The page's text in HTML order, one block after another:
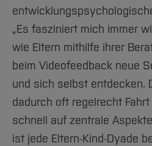
„Es fasziniert mich immer
wie Eltern mithilfe ihrer
beim Videofeedback neue
und sich selbst entdecken.
dadurch oft regelrecht
schnell auf zentrale
ist jede Eltern-Kind-Dyade